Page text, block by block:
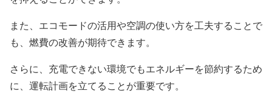
また、エコモードの活用や空調の使い方を工夫することで
も、燃費の改善が期待できます。
さらに、充電できない環境でもエネルギーを節約するため
に、運転計画を立てることが重要です。